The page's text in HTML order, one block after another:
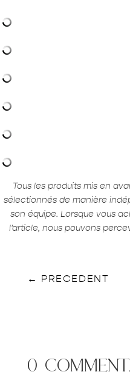
Tous les produits mis en
sélectionnés de manière
son équipe. Lorsque vous
l’article, nous pouvons
← PRECEDENT
0